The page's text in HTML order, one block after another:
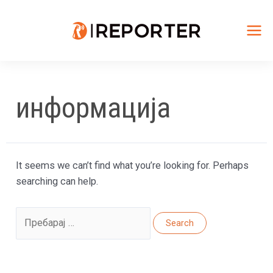
информација
It seems we can’t find what you’re looking for. Perhaps
searching can help.